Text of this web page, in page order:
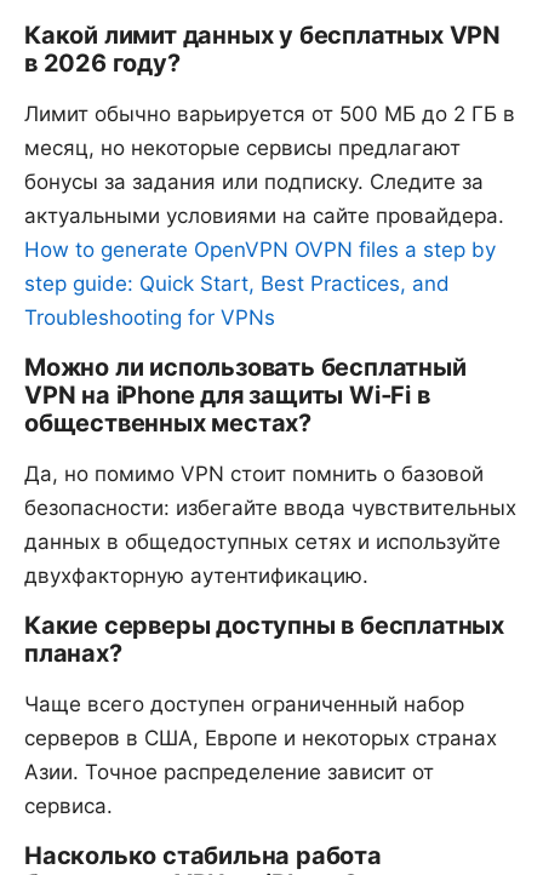
Какой лимит данных у бесплатных VPN
в 2026 году?
Лимит обычно варьируется от 500 МБ до 2 ГБ в
месяц, но некоторые сервисы предлагают
бонусы за задания или подписку. Следите за
актуальными условиями на сайте провайдера.
How to generate OpenVPN OVPN files a step by
step guide: Quick Start, Best Practices, and
Troubleshooting for VPNs
Можно ли использовать бесплатный
VPN на iPhone для защиты Wi‑Fi в
общественных местах?
Да, но помимо VPN стоит помнить о базовой
безопасности: избегайте ввода чувствительных
данных в общедоступных сетях и используйте
двухфакторную аутентификацию.
Какие серверы доступны в бесплатных
планах?
Чаще всего доступен ограниченный набор
серверов в США, Европе и некоторых странах
Азии. Точное распределение зависит от
сервиса.
Насколько стабильна работа